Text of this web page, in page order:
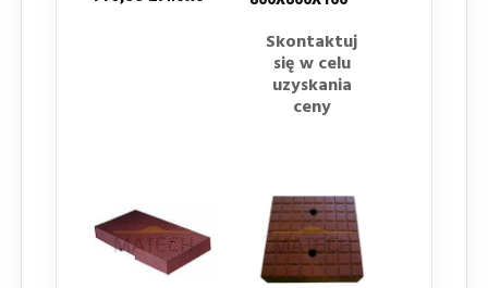
Skontaktuj
się w celu
uzyskania
ceny